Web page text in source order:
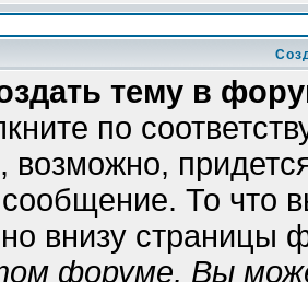
тему в
по
сообщение. То что
внизу страницы
форуме, Вы